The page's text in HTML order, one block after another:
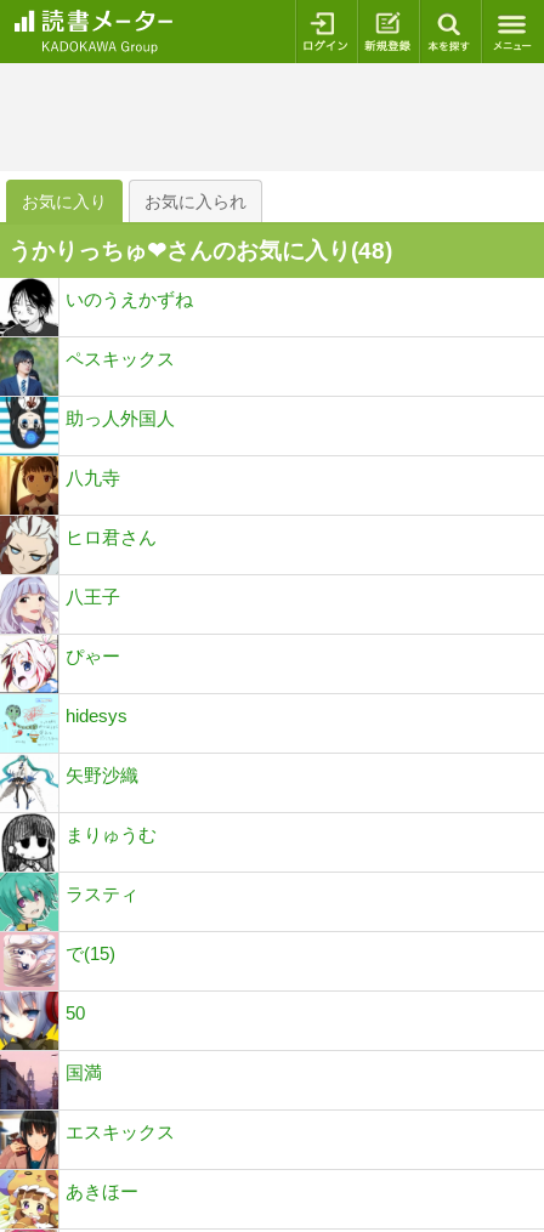
ログイン 新規登録
お気に入り お気に入られ
うかりっちゅ❤さんのお気に入り(48)
いのうえかずね
ペスキックス
助っ人外国人
八九寺
ヒロ君さん
八王子
ぴゃー
hidesys
矢野沙織
まりゅうむ
ラスティ
で(15)
50
国満
エスキックス
あきほー